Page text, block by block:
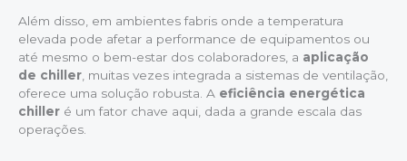
Além disso, em ambientes fabris onde a temperatura
elevada pode afetar a performance de equipamentos ou
até mesmo o bem-estar dos colaboradores, a aplicação
de chiller , muitas vezes integrada a sistemas de ventilação,
oferece uma solução robusta. A eficiência energética
chiller é um fator chave aqui, dada a grande escala das
operações.